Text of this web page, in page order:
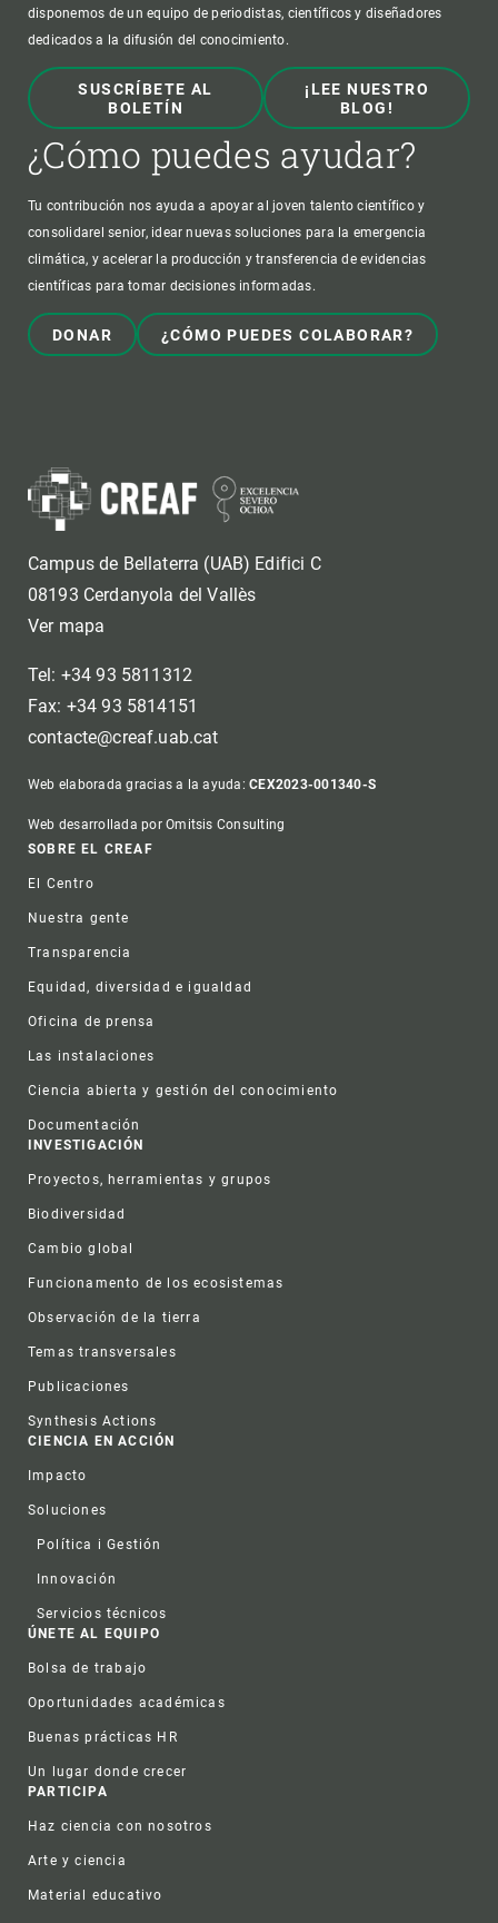
disponemos de un equipo de periodistas, científicos y diseñadores
dedicados a la difusión del conocimiento.
SUSCRÍBETE AL
BOLETÍN
¡LEE NUESTRO
BLOG!
¿Cómo puedes ayudar?
Tu contribución nos ayuda a apoyar al joven talento científico y
consolidarel senior, idear nuevas soluciones para la emergencia
climática, y acelerar la producción y transferencia de evidencias
científicas para tomar decisiones informadas.
DONAR ¿CÓMO PUEDES COLABORAR?
Campus de Bellaterra (UAB) Edifici C
08193 Cerdanyola del Vallès
Ver mapa
Tel: +34 93 5811312
Fax: +34 93 5814151
contacte@creaf.uab.cat
Web elaborada gracias a la ayuda:CEX2023-001340-S
Web desarrollada por Omitsis Consulting
Footer
SOBRE EL CREAF
El Centro
Nuestra gente
Transparencia
Equidad, diversidad e igualdad
Oficina de prensa
Las instalaciones
Ciencia abierta y gestión del conocimiento
Documentación
INVESTIGACIÓN
Proyectos, herramientas y grupos
Biodiversidad
Cambio global
Funcionamento de los ecosistemas
Observación de la tierra
Temas transversales
Publicaciones
Synthesis Actions
CIENCIA EN ACCIÓN
Impacto
Soluciones
Política i Gestión
Innovación
Servicios técnicos
ÚNETE AL EQUIPO
Bolsa de trabajo
Oportunidades académicas
Buenas prácticas HR
Un lugar donde crecer
PARTICIPA
Haz ciencia con nosotros
Arte y ciencia
Material educativo